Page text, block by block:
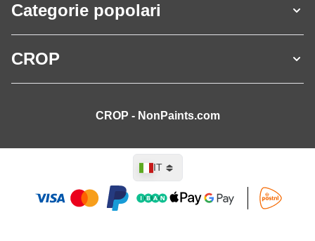
Categorie popolari
CROP
CROP - NonPaints.com
Lingua
IT